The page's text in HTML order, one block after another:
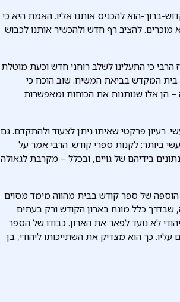
ברוך-הוא להכניס אותנו אליו. האמת היא כי
מוכרים. להציב רף חדש ולהכשיר אותנו לכבוש
כי התעלינו לשלב רוחני חדש וכעת מוטלת
בית המקדש בביאת המשיח. שוב הוכח כי
הן אלו שנותנות את הכוחות ומאפשרות
פרקטי שאיתו ניתן לצעוד ולהתקדם. גם
ביותר: לקנות ספרי קודש. הרבי אמר על
בידיהם של גויים, ובכלל – מקרבת לגאולה
של ספר קודש בבית מהווה מימד מסוים
כלל מונח בארון הקודש ורק בעתים
לא נועד לפאר את הארון. כבודו של הספר
עליו. כך הוא מצדיק את השתייכותו ליהודי, בן